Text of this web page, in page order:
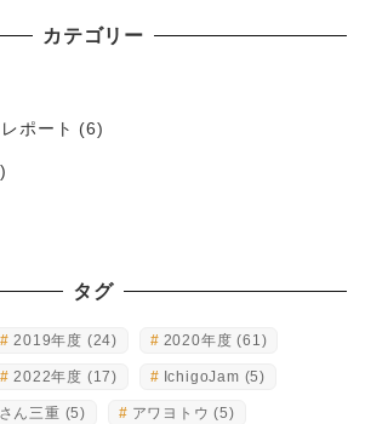
カテゴリー
ポート (6)
タグ
2019年度 (24) 2020年度 (61)
2022年度 (17) IchigoJam (5)
ん三重 (5) アワヨトウ (5)